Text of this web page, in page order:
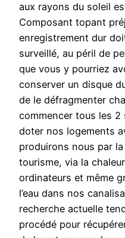
aux rayons du soleil
Composant topant
enregistrement dur
surveillé, au péril de
que vous y pourriez
conserver un disque
de le défragmenter
commencer tous les 2
doter nos logements
produirons nous par
tourisme, via la
ordinateurs et même
l’eau dans nos
recherche actuelle
procédé pour